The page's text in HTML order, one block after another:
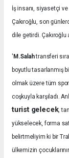
İş insanı, siyasetçi
Çakıroğlu, son
dile getirdi. Çakıroğlu
' M.Salahtransferi
boyutlu tasarlanmış
olmak üzere tüm
coşkuyla karşıladı.
turist gelecek,
yükselecek, forma
belirtmeliyim ki bir
ülkemizin